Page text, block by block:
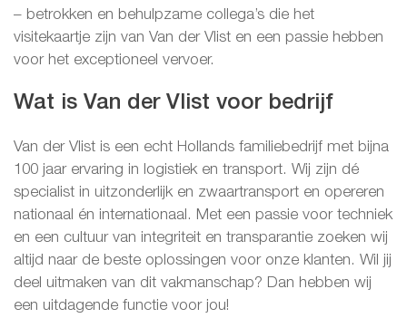
– betrokken en behulpzame collega’s die het
visitekaartje zijn van Van der Vlist en een passie hebben
voor het exceptioneel vervoer.
Wat is Van der Vlist voor bedrijf
Van der Vlist is een echt Hollands familiebedrijf met bijna
100 jaar ervaring in logistiek en transport. Wij zijn dé
specialist in uitzonderlijk en zwaartransport en opereren
nationaal én internationaal. Met een passie voor techniek
en een cultuur van integriteit en transparantie zoeken wij
altijd naar de beste oplossingen voor onze klanten. Wil jij
deel uitmaken van dit vakmanschap? Dan hebben wij
een uitdagende functie voor jou!